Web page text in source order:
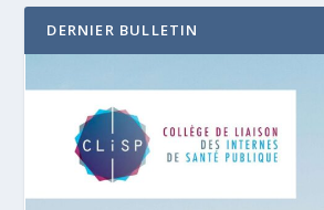
DERNIER BULLETIN